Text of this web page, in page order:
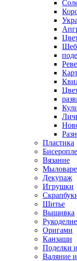
Пластика
Вязание
Декупаж
Игрушки
Шитье
Вышивка
Оригами
Канзаши
Поделки
Валяние